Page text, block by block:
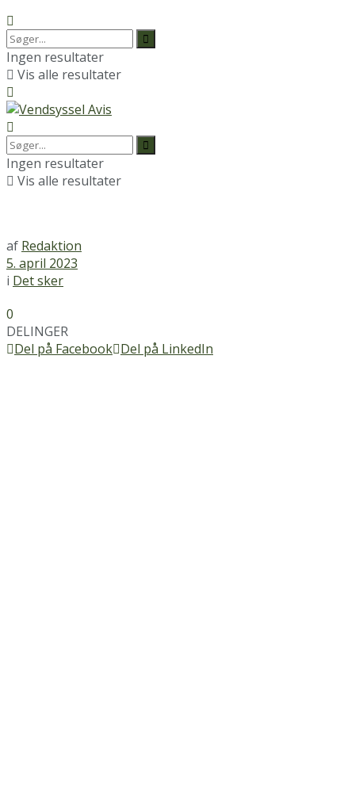
Ingen resultater
Vis alle resultater
Ingen resultater
Vis alle resultater
af Redaktion
5. april 2023
i Det sker
0
DELINGER
Del på Facebook Del på LinkedIn